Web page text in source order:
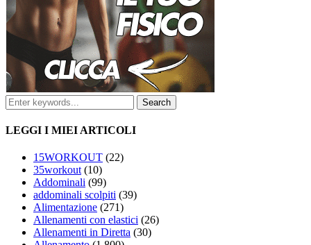
LEGGI I MIEI ARTICOLI
15WORKOUT (22)
35workout(10)
Addominali (99)
addominali scolpiti (39)
Alimentazione (271)
Allenamenti con elastici (26)
Allenamenti in Diretta (30)